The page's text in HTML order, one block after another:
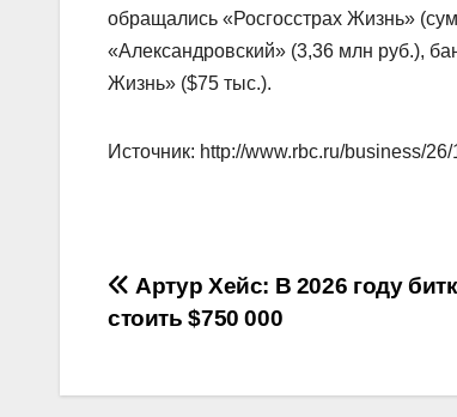
обращались «Росгосстрах Жизнь»
«Александровский» (3,36 млн руб.),
Жизнь» ($75 тыс.).
Источник: http://www.rbc.ru/business/
Навигация
записям
Артур Хейс: В 2026 году
стоить $750 000